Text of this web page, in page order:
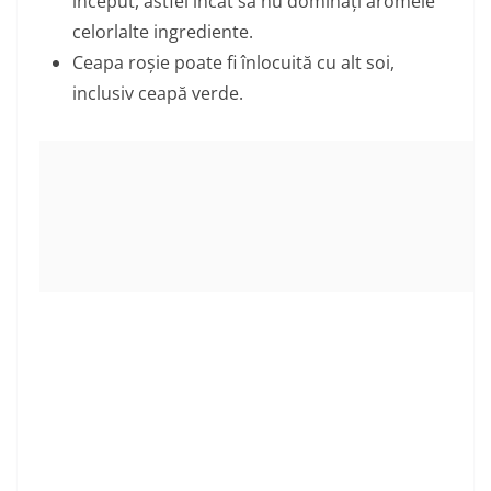
celorlalte ingrediente.
Ceapa roșie poate fi înlocuită cu alt soi,
inclusiv ceapă verde.